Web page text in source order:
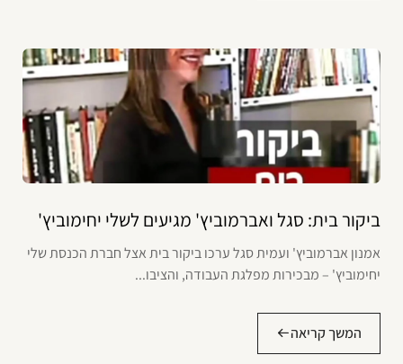
ביקור בית: סגל ואברמוביץ' מגיעים לשלי יחימוביץ'
אמנון אברמוביץ' ועמית סגל ערכו ביקור בית אצל חברת הכנסת שלי
יחימוביץ' – מבכירות מפלגת העבודה, והציבו...
המשך קריאה